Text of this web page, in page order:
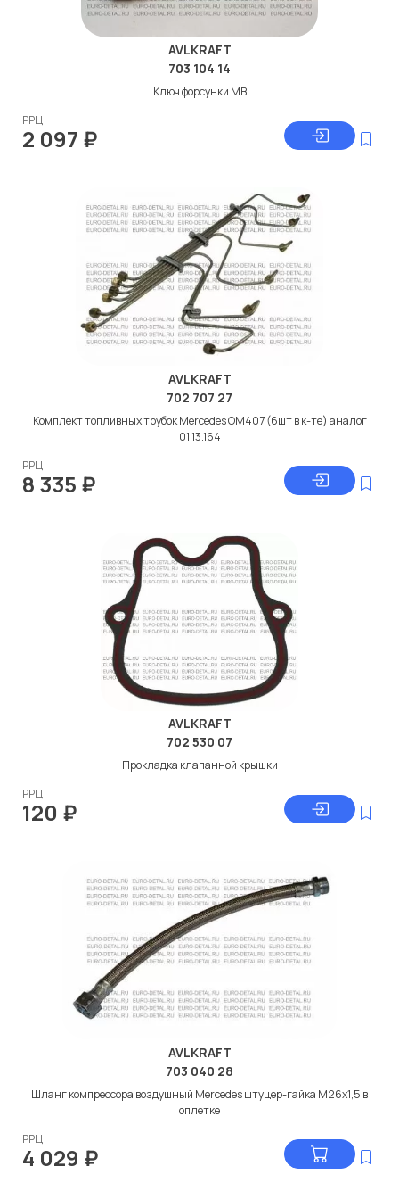
AVLKRAFT
703 104 14
Ключ форсунки МВ
РРЦ
2 097 ₽
AVLKRAFT
702 707 27
Комплект топливных трубок Мercedes ОМ407 (6шт в к-те) аналог
01.13.164
РРЦ
8 335 ₽
AVLKRAFT
702 530 07
Прокладка клапанной крышки
РРЦ
120 ₽
AVLKRAFT
703 040 28
Шланг компрессора воздушный Мercedes штуцер-гайка М26x1,5 в
оплетке
РРЦ
4 029 ₽